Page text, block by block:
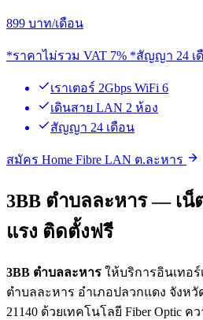
899 บาท/เดือน
*ราคาไม่รวม VAT 7% *สัญญา 24 เ
เราเตอร์ 2Gbps WiFi 6
เดินสาย LAN 2 ห้อง
สัญญา 24 เดือน
สมัคร Home Fibre LAN ต.ละหาร
3BB ตำบลละหาร — เน็
แรง ติดตั้งฟรี
3BB ตำบลละหาร ให้บริการอินเทอ
ตำบลละหาร อำเภอปลวกแดง จังห
21140 ด้วยเทคโนโลยี Fiber Optic ค